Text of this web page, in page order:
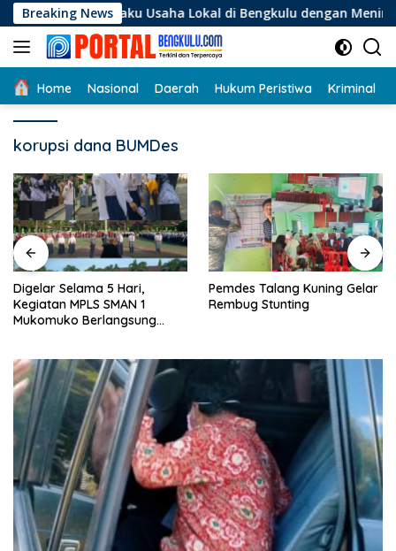
Langsung
ke
konten
Breaking News
Pelaku Usaha Lokal di Bengkulu dengan Meningkatkan
Home Nasional Daerah Hukum Peristiwa Kriminal
korupsi dana BUMDes
Digelar Selama 5 Hari,
Kegiatan MPLS SMAN 1
Mukomuko Berlangsung
Pemdes Talang Kuning Gelar
Rembug Stunting